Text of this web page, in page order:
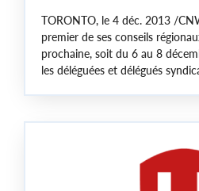
TORONTO, le 4 déc. 2013 /
premier de ses conseils régionaux en fin de semaine
prochaine, soit du 6 au 8 décembre. À cette occasion,
les déléguées et délégués
les menaces sur les syndicats et la violence envers les